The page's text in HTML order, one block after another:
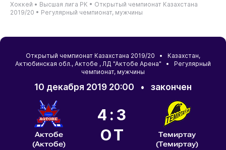
Хоккей • Высшая лига РК • Открытый чемпионат Казахстана
2019/20 • Регулярный чемпионат, мужчины
Открытый чемпионат Казахстана 2019/20 • Казахстан,
Актюбинская обл., Актобе , ЛД "Актобе Арена" • Регулярный
чемпионат, мужчины
10 декабря 2019 20:00 • закончен
Актобе
(Актобе)
4:3
ОТ
Темиртау
(Темиртау)